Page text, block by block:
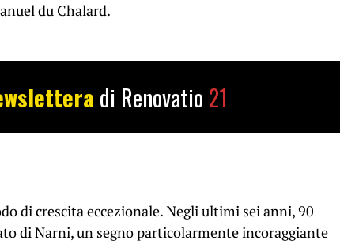
du Chalard.
di Renovatio 21
di crescita eccezionale. Negli ultimi sei anni, 90
di Narni, un segno particolarmente incoraggiante